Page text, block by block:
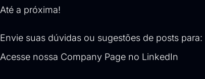
Até a próxima!
Envie suas dúvidas ou sugestões de posts para:
Acesse nossa Company Page no LinkedIn